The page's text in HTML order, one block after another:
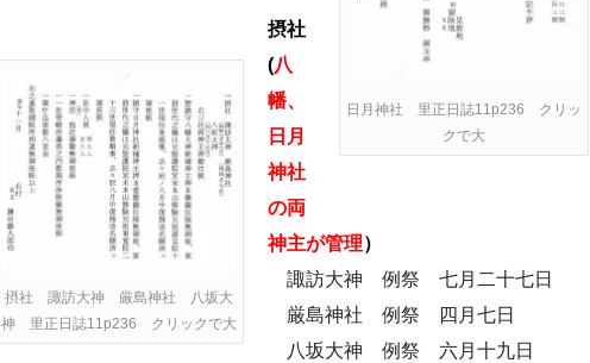
日月神社 里正日誌11p236 クリッ
クで大
摂社 諏訪大神 厳島神社 八坂大
神 里正日誌11p236 クリックで大
摂社
(八
幡、
日月
神社
の両
神主が管理）
諏訪大神 例祭 七月二十七日
厳島神社 例祭 四月七日
八坂大神 例祭 六月十九日